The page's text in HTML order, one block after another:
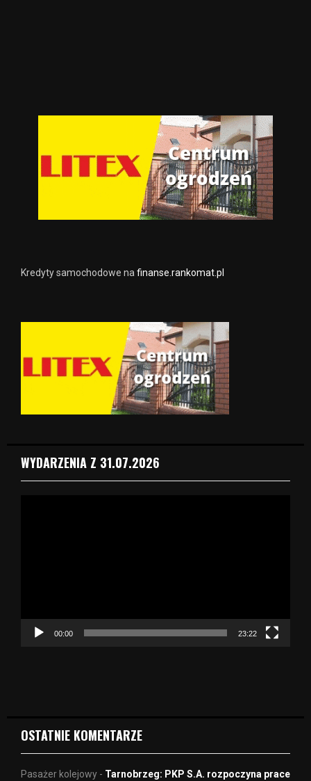
Kredyty samochodowe na finanse.rankomat.pl
WYDARZENIA Z 31.07.2026
c
00:00 23:22
OSTATNIE KOMENTARZE
Pasażer kolejowy - Tarnobrzeg: PKP S.A. rozpoczyna prace